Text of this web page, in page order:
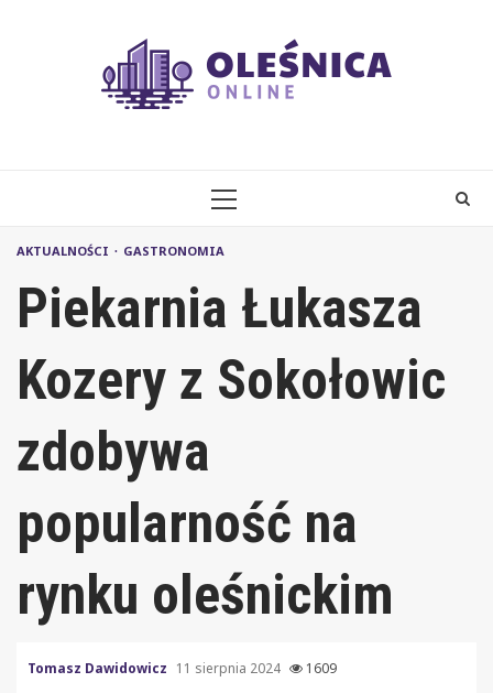
PRIMARY
AKTUALNOŚCI GASTRONOMIA
Piekarnia Łukasza
Kozery z Sokołowic
zdobywa
popularność na
rynku oleśnickim
Tomasz Dawidowicz 11 sierpnia 2024 1609